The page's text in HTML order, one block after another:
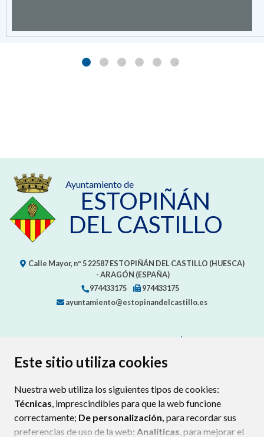
Este sitio utiliza cookies
Nuestra web utiliza los siguientes tipos de cookies:
Técnicas, imprescindibles para que la web funcione
correctamente; De personalización, para recordar sus
preferencias de uso de la web; Analíticas, para mejorar el
Ayuntamiento de
ESTOPIÑÁN
DEL CASTILLO
Calle Mayor, nº 522587 ESTOPIÑÁN DEL CASTILLO (HUESCA)
- ARAGÓN (ESPAÑA)
974433175
974433175
ayuntamiento@estopinandelcastillo.es
AVISO LEGAL
PROTECCIÓN DE DATOS
POLÍTICA DE COOKIES